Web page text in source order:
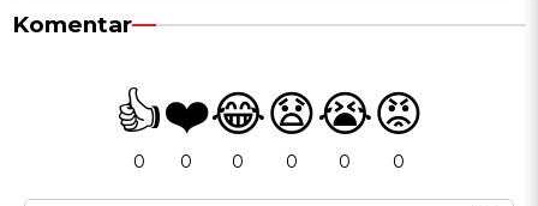
Komentar
👍
0
❤️
0
😂
0
😧
0
😭
0
😡
0